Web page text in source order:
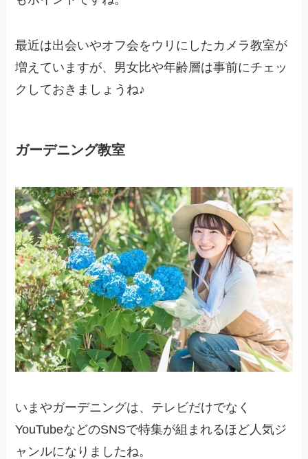
最近は出会いやオフ会をウリにしたカメラ教室が
増えていますが、男女比や年齢層は事前にチェッ
クしておきましょうね♪
ガーデニング教室
いまやガーデニングは、テレビだけでなく
YouTubeなどのSNSで特集が組まれるほど人気ジ
ャンルになりましたね。